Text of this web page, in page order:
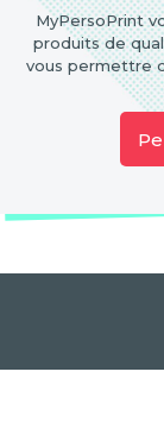
MyPersoPrint
produits de
vous permettre